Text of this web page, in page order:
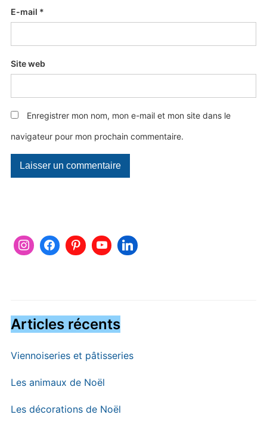
E-mail *
Site web
Enregistrer mon nom, mon e-mail et mon site dans le
navigateur pour mon prochain commentaire.
Articles récents
Viennoiseries et pâtisseries
Les animaux de Noël
Les décorations de Noël